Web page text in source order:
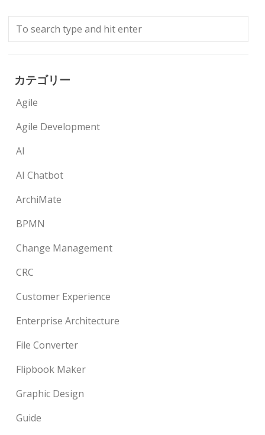
カテゴリー
Agile
Agile Development
AI
AI Chatbot
ArchiMate
BPMN
Change Management
CRC
Customer Experience
Enterprise Architecture
File Converter
Flipbook Maker
Graphic Design
Guide